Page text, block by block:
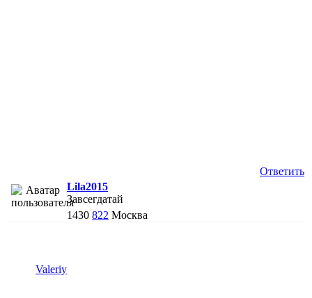
Ответить
Lila2015
Завсегдатай
1430 822 Москва
Valeriy